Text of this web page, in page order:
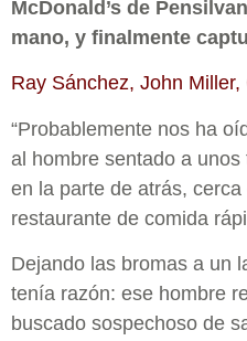
McDonald’s de
mano, y finalmente
Ray Sánchez, John Miller,
“Probablemente nos ha
al hombre sentado a
en la parte de atrás,
restaurante de comida
Dejando las bromas a un
tenía razón: ese hombre
buscado sospechoso de